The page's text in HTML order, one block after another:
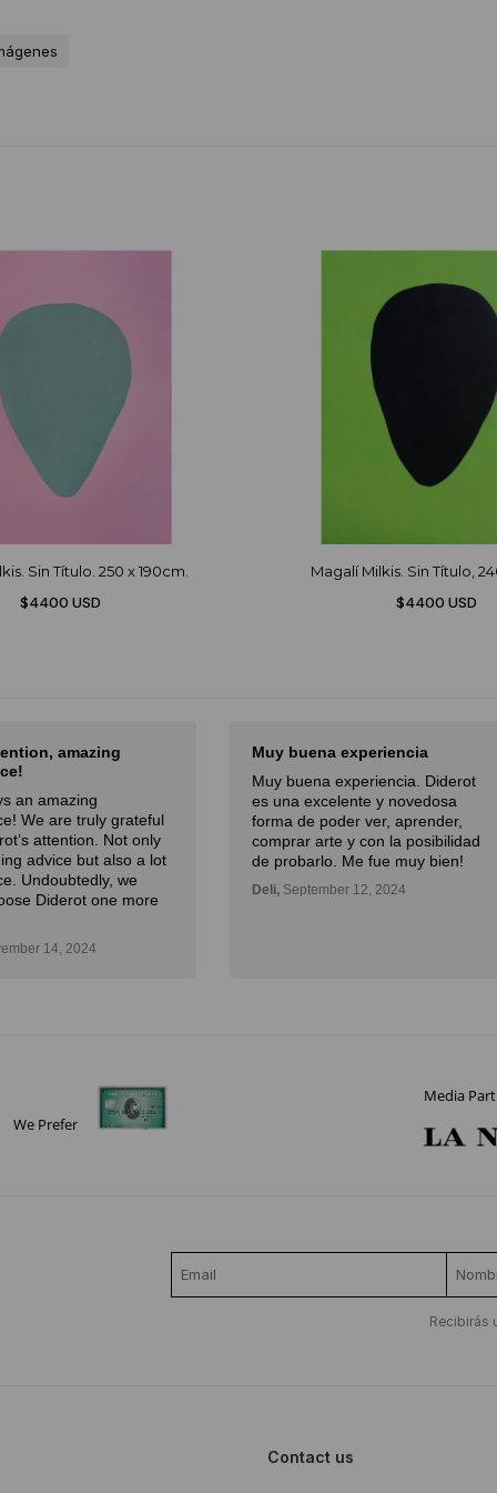
Sin Título. 250 x 190cm.
$4400 USD
Magalí Milkis. Sin Título,
$4400 USD
experiencia
experiencia. Diderot
y novedosa
ver, aprender,
y con la posibilidad
Me fue muy bien!
12, 2024
El mejor sitio de arte de Latam
El mejor sitio de arte de Latam,
especialmente por la curación
experta y la atención.
Julian,November 01, 2024
We Prefer
Media
Recibirás
Contact us